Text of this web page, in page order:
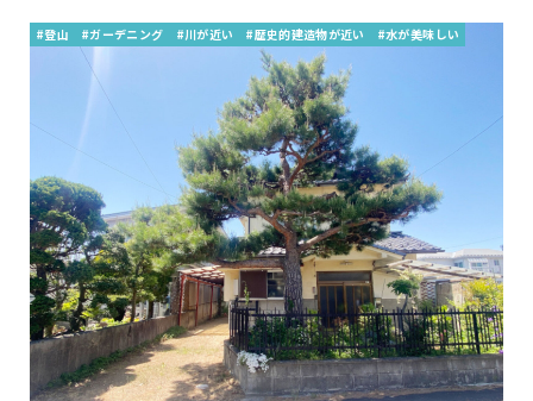
#登山 #ガーデニング #川が近い #歴史的建造物が近い #水が美味しい